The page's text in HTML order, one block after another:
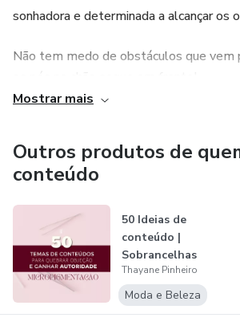
sonhadora e determinada a alcançar os
Não tem medo de obstáculos que vem
não ter dor de cabeça. Hoje tenho
me orgulho de tudo que já passei.
Mostrar mais
Outros produtos de
conteúdo
50 Ideias de
conteúdo |
Sobrancelhas
Thayane Pinheiro
Moda e Beleza